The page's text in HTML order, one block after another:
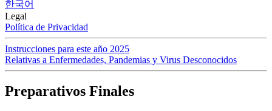
한국어
Legal
Política de Privacidad
Instrucciones para este año 2025
Relativas a Enfermedades, Pandemias y Virus Desconocidos
Preparativos Finales